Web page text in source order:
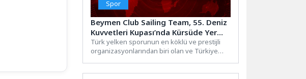
Spor
Beymen Club Sailing Team, 55. Deniz
Kuvvetleri Kupası’nda Kürsüde Yer
Aldı
Türk yelken sporunun en köklü ve prestijli
organizasyonlarından biri olan ve Türkiye